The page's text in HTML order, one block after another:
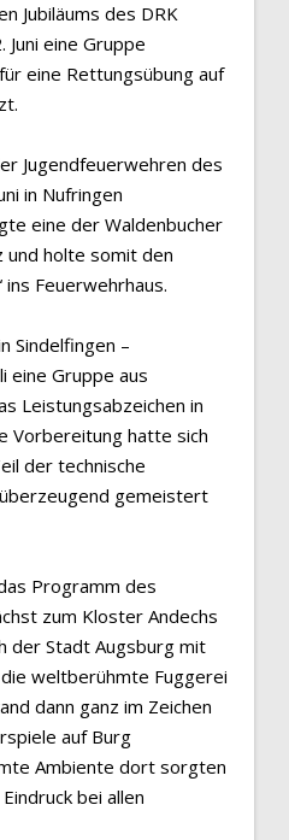
Jubiläums des DRK
Juni eine Gruppe
eine Rettungsübung auf
Jugendfeuerwehren des
in Nufringen
eine der Waldenbucher
und holte somit den
Feuerwehrhaus.
Sindelfingen –
eine Gruppe aus
Leistungsabzeichen in
Vorbereitung hatte sich
der technische
gemeistert
Programm des
zum Kloster Andechs
der Stadt Augsburg mit
weltberühmte Fuggerei
dann ganz im Zeichen
auf Burg
Ambiente dort sorgten
bei allen